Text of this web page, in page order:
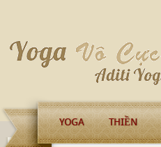
YOGA THIỀN